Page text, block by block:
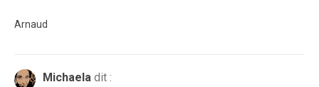
Arnaud
Michaela dit :